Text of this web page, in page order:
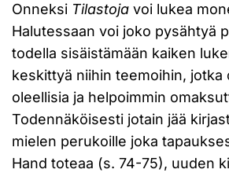
Onneksi Tilastoja voi lukea
Halutessaan voi joko pysähtyä
todella sisäistämään kaiken
keskittyä niihin teemoihin, jotka
oleellisia ja helpoimmin
Todennäköisesti jotain jää
mielen perukoille joka
Hand toteaa (s. 74-75), uuden